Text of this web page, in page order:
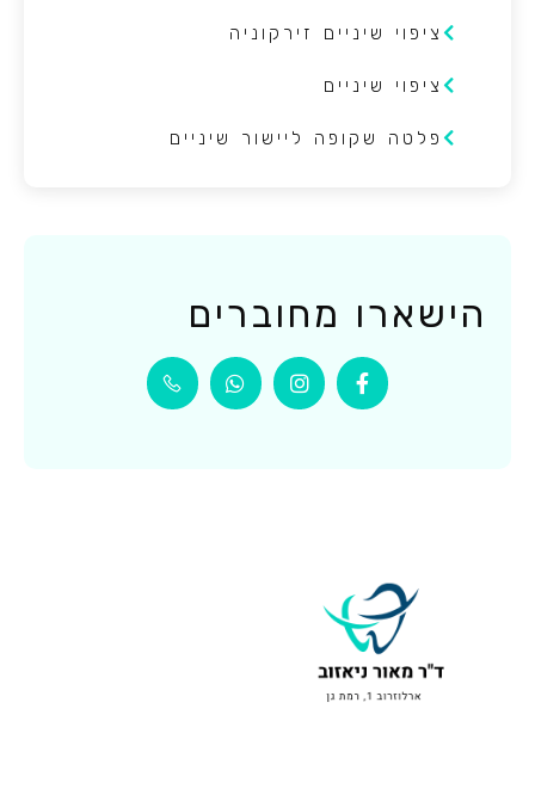
ציפוי שיניים זירקוניה
ציפוי שיניים
פלטה שקופה ליישור שיניים
הישארו מחוברים